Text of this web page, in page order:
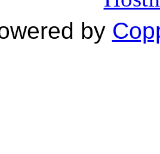
by